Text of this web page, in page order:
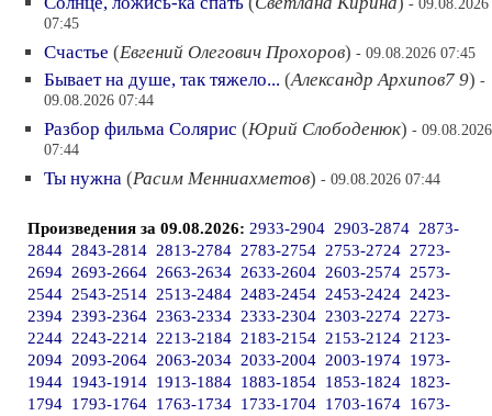
07:45
Счастье (Евгений Олегович Прохоров) - 09.08.2026 07:45
Бывает на душе, так тяжело... (Александр Архипов7 9) -
09.08.2026 07:44
Разбор фильма Солярис (Юрий Слободенюк) - 09.08.2026
07:44
Ты нужна (Расим Менниахметов) - 09.08.2026 07:44
Произведения за 09.08.2026: 2933-2904 2903-2874 2873-
2844 2843-2814 2813-2784 2783-2754 2753-2724 2723-
2694 2693-2664 2663-2634 2633-2604 2603-2574 2573-
2544 2543-2514 2513-2484 2483-2454 2453-2424 2423-
2394 2393-2364 2363-2334 2333-2304 2303-2274 2273-
2244 2243-2214 2213-2184 2183-2154 2153-2124 2123-
2094 2093-2064 2063-2034 2033-2004 2003-1974 1973-
1944 1943-1914 1913-1884 1883-1854 1853-1824 1823-
1794 1793-1764 1763-1734 1733-1704 1703-1674 1673-